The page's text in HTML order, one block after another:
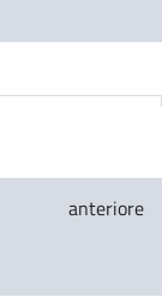
anteriore